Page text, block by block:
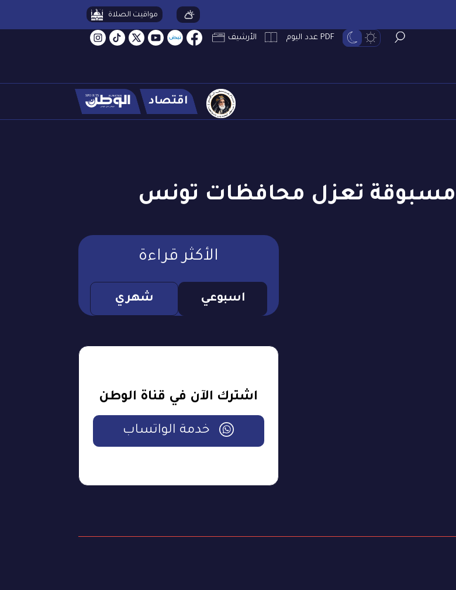
مواقيت الصلاة
PDF عدد اليوم الأرشيف
اقتصاد
مسبوقة تعزل محافظات تونس
الأكثر قراءة
اسبوعي شهري
اشترك الآن في قناة الوطن
خدمة الواتساب